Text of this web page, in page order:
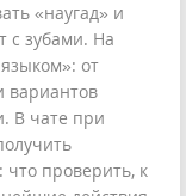
«наугад» и
с зубами. На
от
вариантов
В чате при
проверить, к